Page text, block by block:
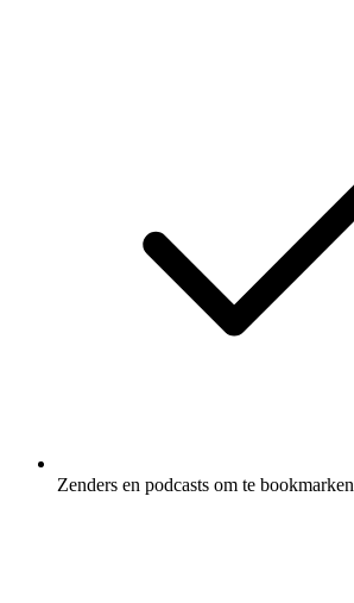
Zenders en podcasts om te bookmarken